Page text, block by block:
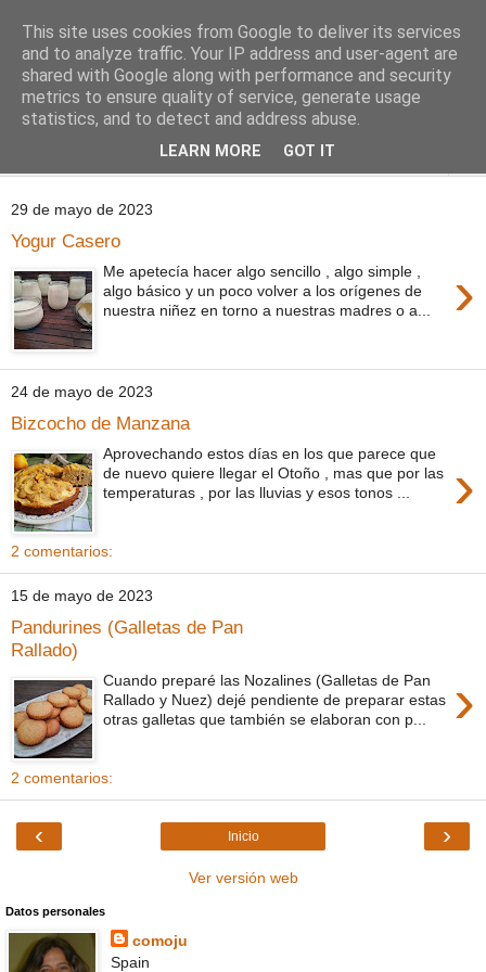
Comoju
La Cocina del Día a Día y el día a día de la Gastronomía
29 de mayo de 2023
Yogur Casero
›
Me apetecía hacer algo sencillo , algo simple ,
algo básico y un poco volver a los orígenes de
nuestra niñez en torno a nuestras madres o a...
24 de mayo de 2023
Bizcocho de Manzana
›
Aprovechando estos días en los que parece que
de nuevo quiere llegar el Otoño , mas que por las
temperaturas , por las lluvias y esos tonos ...
2 comentarios:
15 de mayo de 2023
Pandurines (Galletas de Pan
Rallado)
›
Cuando preparé las Nozalines (Galletas de Pan
Rallado y Nuez) dejé pendiente de preparar estas
otras galletas que también se elaboran con p...
2 comentarios:
‹ ›
Inicio
Ver versión web
Datos personales
comoju
Spain
This site uses cookies from Google to deliver its services
and to analyze traffic. Your IP address and user-agent are
shared with Google along with performance and security
metrics to ensure quality of service, generate usage
statistics, and to detect and address abuse.
LEARN MORE GOT IT